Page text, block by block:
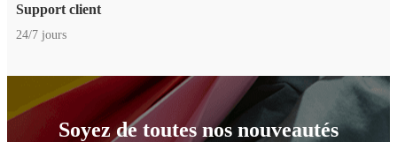
Support client
24/7 jours
Soyez de toutes nos nouveautés